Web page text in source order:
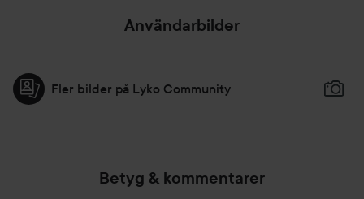
Användarbilder
Fler bilder på Lyko Community
Betyg & kommentarer